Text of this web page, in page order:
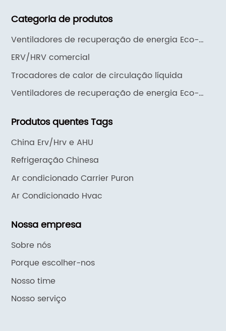
Categoria de produtos
Ventiladores de recuperação de energia Eco-
Smart
ERV/HRV comercial
Trocadores de calor de circulação líquida
Ventiladores de recuperação de energia Eco-
Produtos quentes Tags
China Erv/Hrv e AHU
Refrigeração Chinesa
Ar condicionado Carrier Puron
Ar Condicionado Hvac
Nossa empresa
Sobre nós
Porque escolher-nos
Nosso time
Nosso serviço